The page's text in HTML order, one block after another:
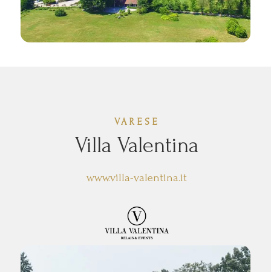
VARESE
Villa Valentina
www.villa-valentina.it